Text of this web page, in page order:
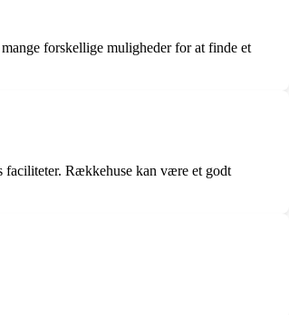
forskellige muligheder for at finde et
faciliteter. Rækkehuse kan være et godt